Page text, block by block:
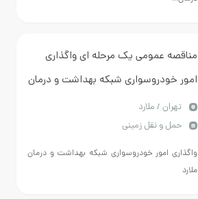
مناقصه عمومی یک مرحله ای واگذاری
امور خودروسواری شبکه بهداشت و درمان
ملاردتهران / ملارد
حمل و نقل زمینی
واگذاری امور خودروسواری شبکه بهداشت و درمان
ملارد